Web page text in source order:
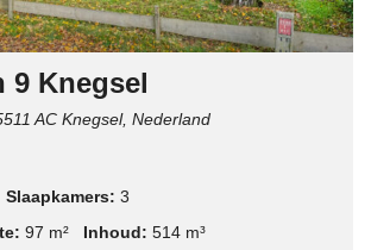
9 Knegsel
AC Knegsel, Nederland
Slaapkamers: 3
97 m² Inhoud: 514 m³